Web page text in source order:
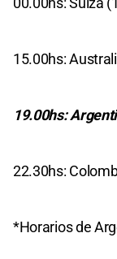
15.00hs:
19.00hs:
22.30hs:
*Horarios de